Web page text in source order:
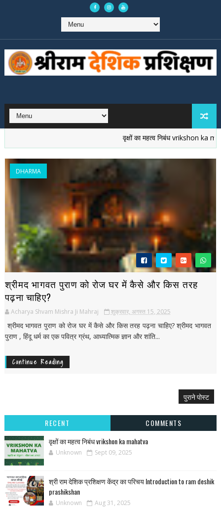
वृक्षों का महत्व निबंध vrikshon ka
DHARMA
श्रीमद भागवत पुराण को रोज घर में कैसे और किस तरह
पढ़ना चाहिए?
Acharya Shvam Mishra Ji Mahraj शुक्रवार, अगस्त 15, 2025
श्रीमद भागवत पुराण को रोज घर में कैसे और किस तरह पढ़ना चाहिए? श्रीमद भागवत
पुराण , हिंदू धर्म का एक पवित्र ग्रंथ, आध्यात्मिक ज्ञान और शांति...
Continue Reading
पुराने पोस्ट
RECENT
COMMENTS
वृक्षों का महत्व निबंध vrikshon ka mahatva
Unknown Sept 09, 2025
श्री राम देशिक प्रशिक्षण केंद्र का परिचय Introduction to ram deshik
prashikshan
Unknown Aug 31, 2025